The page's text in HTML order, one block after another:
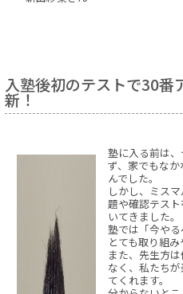
入塾後初のテストで30番
新！
塾に入る前は
ず、家でもな
んでした。
しかし、ミス
題や確認テス
いてきました。
塾では「今やる
とても取り組み
また、先生方
なく、私たち
てくれます。